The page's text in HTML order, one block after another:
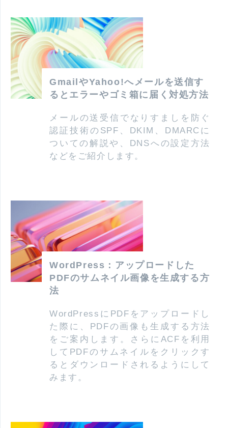
GmailやYahoo!へメールを送信す
るとエラーやゴミ箱に届く対処方法
メールの送受信でなりすましを防ぐ
認証技術のSPF、DKIM、DMARCに
ついての解説や、DNSへの設定方法
などをご紹介します。
WordPress：アップロードした
PDFのサムネイル画像を生成する方
法
WordPressにPDFをアップロードし
た際に、PDFの画像も生成する方法
をご案内します。さらにACFを利用
してPDFのサムネイルをクリックす
るとダウンロードされるようにして
みます。